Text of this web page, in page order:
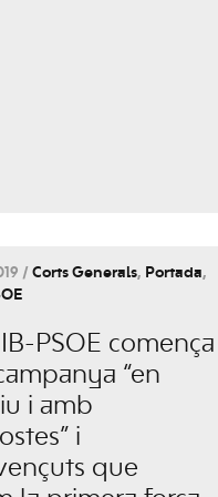
/ Corts Generals, Portada,
PSOE comença
“en
i amb
i
que